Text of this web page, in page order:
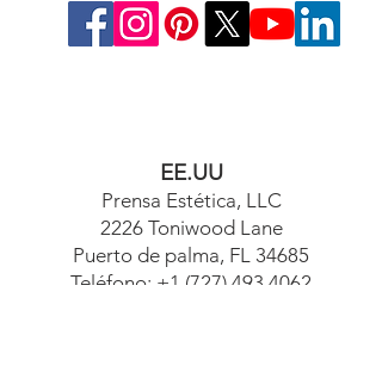
EE.UU
Prensa Estética, LLC
2226 Toniwood Lane
Puerto de palma, FL 34685
Teléfono: +1 (727) 493 4062